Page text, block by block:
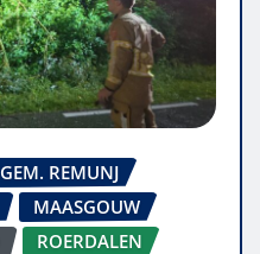
GEM. REMUNJ
MAASGOUW
ROERDALEN